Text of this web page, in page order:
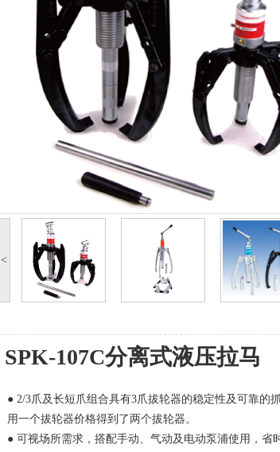
<
SPK-107C分离式液压拉马
● 2/3爪及长短爪组合具有3爪拔轮器的稳定性及可靠的
用一个拔轮器价格得到了两个拔轮器。
● 可视场所需求，搭配手动、气动及电动泵浦使用，省